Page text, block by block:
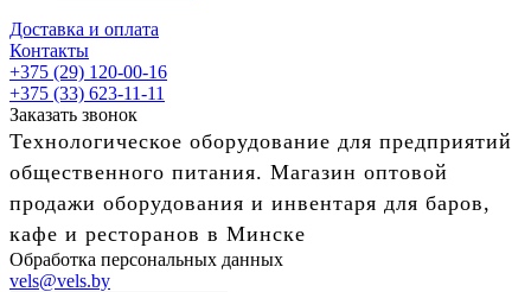
Доставка и оплата
Контакты
+375 (29) 120-00-16
+375 (33) 623-11-11
Заказать звонок
Технологическое оборудование для предприятий
общественного питания. Магазин оптовой
продажи оборудования и инвентаря для баров,
кафе и ресторанов в Минске
Обработка персональных данных
vels@vels.by